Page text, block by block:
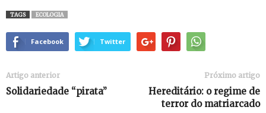
TAGS ECOLOGIA
Facebook Twitter
Artigo anterior
Solidariedade “pirata”
Próximo artigo
Hereditário: o regime de
terror do matriarcado